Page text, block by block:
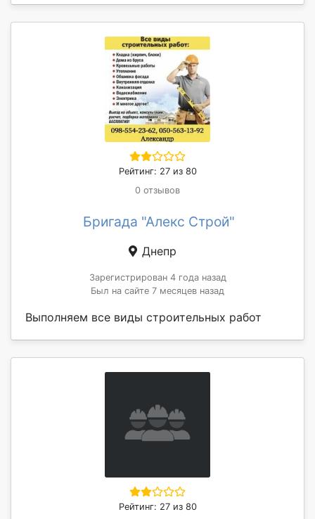
Рейтинг: 27 из 80
0 отзывов
Бригада "Алекс Строй"
Днепр
Зарегистрирован 4 года назад
Был на сайте 7 месяцев назад
Выполняем все виды строительных работ
Рейтинг: 27 из 80